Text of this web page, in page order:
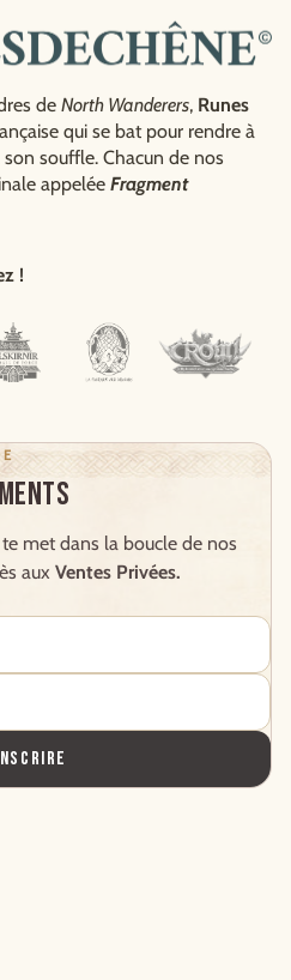
de North Wanderers, Runes
qui se bat pour rendre à
souffle. Chacun de nos
appelée Fragment
!
met dans la boucle de nos
aux Ventes Privées.